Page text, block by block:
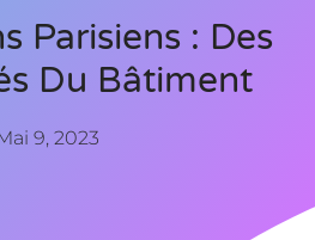
Parisiens : Des
Du Bâtiment
9, 2023